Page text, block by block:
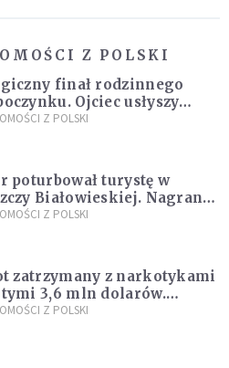
Z POLSKI
finał rodzinnego
Ojciec usłyszy
Z POLSKI
poturbował turystę w
Białowieskiej. Nagranie
do myślenia
Z POLSKI
zatrzymany z narkotykami
3,6 mln dolarów.
podejrzewają, że latał
Z POLSKI